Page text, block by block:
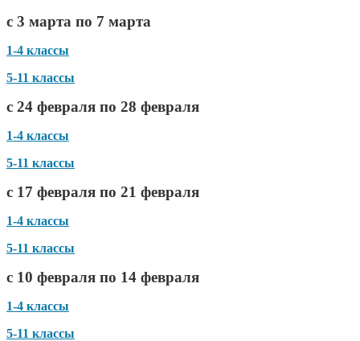
с 3 марта по 7 марта
1-4 классы
5-11 классы
с 24 февраля по 28 февраля
1-4 классы
5-11 классы
с 17 февраля по 21 февраля
1-4 классы
5-11 классы
с 10 февраля по 14 февраля
1-4 классы
5-11 классы